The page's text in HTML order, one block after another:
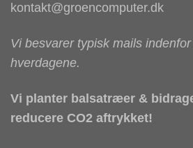
kontakt@groencomputer.dk
Vi besvarer typisk mails
hverdagene.
Vi planter balsatræer &
reducere CO2 aftrykket!